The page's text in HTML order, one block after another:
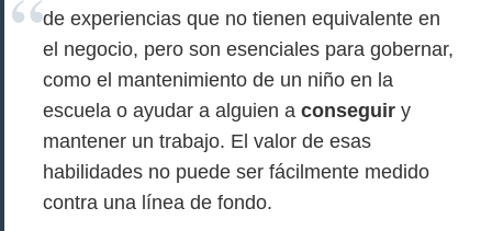
de experiencias que no tienen equivalente en
el negocio, pero son esenciales para gobernar,
como el mantenimiento de un niño en la
escuela o ayudar a alguien a conseguir y
mantener un trabajo. El valor de esas
habilidades no puede ser fácilmente medido
contra una línea de fondo.